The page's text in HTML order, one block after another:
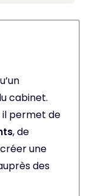
cabinet.
il permet de
, de
une
des